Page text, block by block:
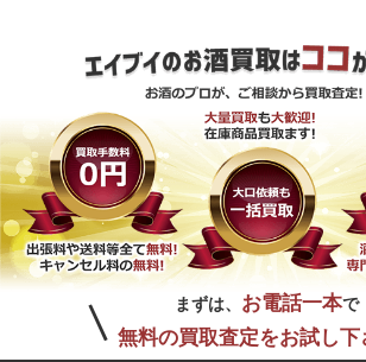
まずは、 お電話一本で
無料の買取査定をお試し